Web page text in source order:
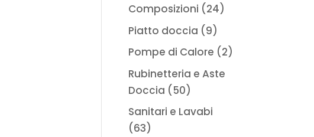
Composizioni (24)
Piatto doccia (9)
Pompe di Calore (2)
Rubinetteria e Aste
Doccia (50)
Sanitari e Lavabi
(63)